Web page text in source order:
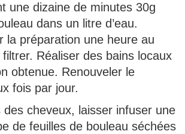
une dizaine de minutes 30g
dans un litre d’eau.
la préparation une heure au
Réaliser des bains locaux
obtenue. Renouveler le
fois par jour.
des cheveux, laisser infuser une
de feuilles de bouleau séchées